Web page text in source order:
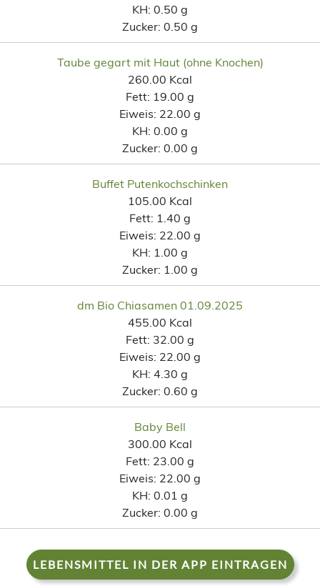
KH: 0.50 g
Zucker: 0.50 g
Taube gegart mit Haut (ohne Knochen)
260.00 Kcal
Fett: 19.00 g
Eiweis: 22.00 g
KH: 0.00 g
Zucker: 0.00 g
Buffet Putenkochschinken
105.00 Kcal
Fett: 1.40 g
Eiweis: 22.00 g
KH: 1.00 g
Zucker: 1.00 g
dm Bio Chiasamen 01.09.2025
455.00 Kcal
Fett: 32.00 g
Eiweis: 22.00 g
KH: 4.30 g
Zucker: 0.60 g
Baby Bell
300.00 Kcal
Fett: 23.00 g
Eiweis: 22.00 g
KH: 0.01 g
Zucker: 0.00 g
LEBENSMITTEL IN DER APP EINTRAGEN